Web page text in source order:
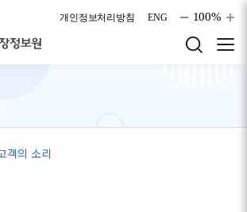
개인정보처리방침
ENG 100%
객의 소리